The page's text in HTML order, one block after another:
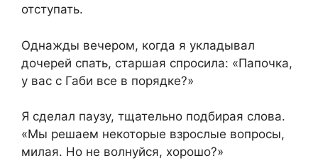
отступать.
Однажды вечером, когда я укладывал
дочерей спать, старшая спросила: «Папочка,
у вас с Габи все в порядке?»
Я сделал паузу, тщательно подбирая слова.
«Мы решаем некоторые взрослые вопросы,
милая. Но не волнуйся, хорошо?»